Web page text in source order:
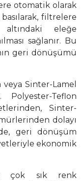
otomatik olarak
filtrelere
eleğe
sağlanır. Bu
geri dönüşümü
Sinter-Lamel
Teflon
Sinter-
dolayı
geri dönüşüm
ekonomik
çok sık renk